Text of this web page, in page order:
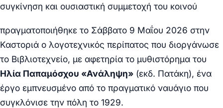
συγκίνηση και ουσιαστική συμμετοχή του κοινού
πραγματοποιήθηκε το Σάββατο 9 Μαΐου 2026 στην
Καστοριά ο λογοτεχνικός περίπατος που διοργάνωσε
το Βιβλιοτεχνείο, με αφετηρία το μυθιστόρημα του
Ηλία Παπαμόσχου «Ανάληψη» (εκδ. Πατάκη), ένα
έργο εμπνευσμένο από το πραγματικό ναυάγιο που
συγκλόνισε την πόλη το 1929.